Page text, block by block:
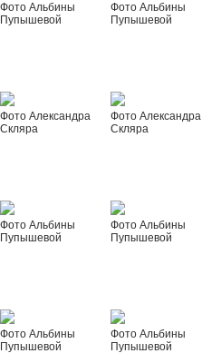
Фото Альбины
Пупышевой
Фото Альбины
Пупышевой
Фото Александра
Скляра
Фото Александра
Скляра
Фото Альбины
Пупышевой
Фото Альбины
Пупышевой
Фото Альбины
Пупышевой
Фото Альбины
Пупышевой